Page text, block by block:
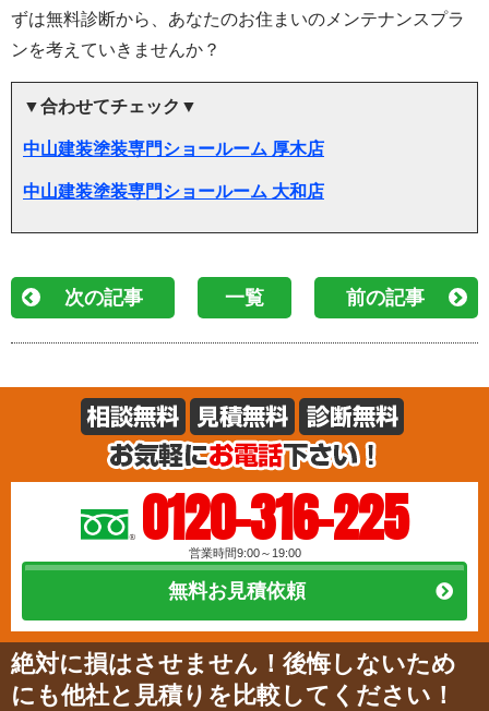
ずは無料診断から、あなたのお住まいのメンテナンスプラ
ンを考えていきませんか？
▼合わせてチェック▼
中山建装塗装専門ショールーム 厚木店
中山建装塗装専門ショールーム 大和店
次の記事 一覧 前の記事
0120-316-225
営業時間9:00～19:00
無料お見積依頼
絶対に損はさせません！後悔しないため
にも他社と見積りを比較してください！